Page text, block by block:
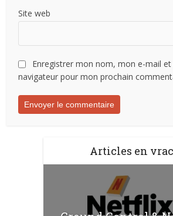
Site web
Enregistrer mon nom, mon e-mail
navigateur pour mon prochain
Articles en vrac